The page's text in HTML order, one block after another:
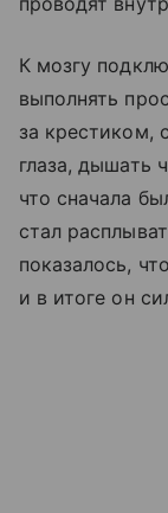
К мозгу
выполнять
за крестиком,
глаза, дышать
что сначала
стал
показалось,
и в итоге он